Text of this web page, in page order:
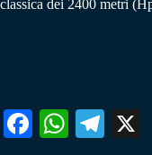
classica dei 2400 metri
Fa W
Te